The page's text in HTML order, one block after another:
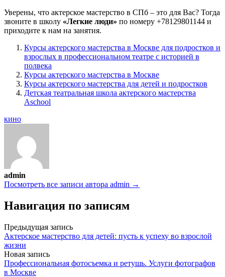
Уверены, что актерское мастерство в СПб – это для Вас? Тогда
звоните в школу «Легкие люди» по номеру +78129801144 и
приходите к нам на занятия.
Курсы актерского мастерства в Москве для подростков и
взрослых в профессиональном театре с историей в
полвека
Курсы актерского мастерства в Москве
Курсы актерского мастерства для детей и подростков
Детская театральная школа актерского мастерства
Aschool
кино
admin
Посмотреть все записи автора admin →
Навигация по записям
Предыдущая запись
Актерское мастерство для детей: пусть к успеху во взрослой
жизни
Новая запись
Профессиональная фотосъемка и ретушь. Услуги фотографов
в Москве